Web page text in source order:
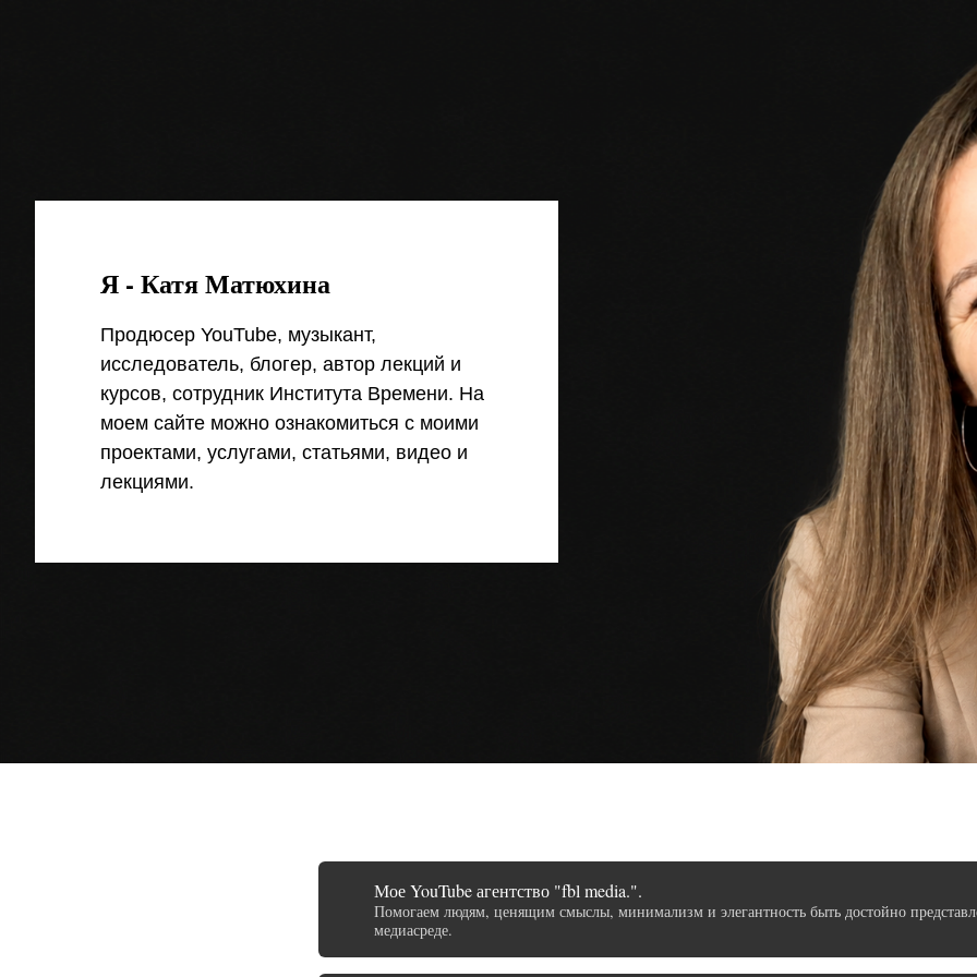
Я - Катя Матюхина
Продюсер YouTube, музыкант,
исследователь, блогер, автор лекций и
курсов, сотрудник Института Времени. На
моем сайте можно ознакомиться с моими
проектами, услугами, статьями, видео и
лекциями.
Мое YouTube агентство "fbl media.".
Помогаем людям, ценящим смыслы, минимализм и элегантность быть достойно
медиасреде.